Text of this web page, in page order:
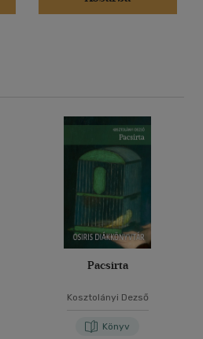
Pacsirta
Kosztolányi Dezső
Könyv